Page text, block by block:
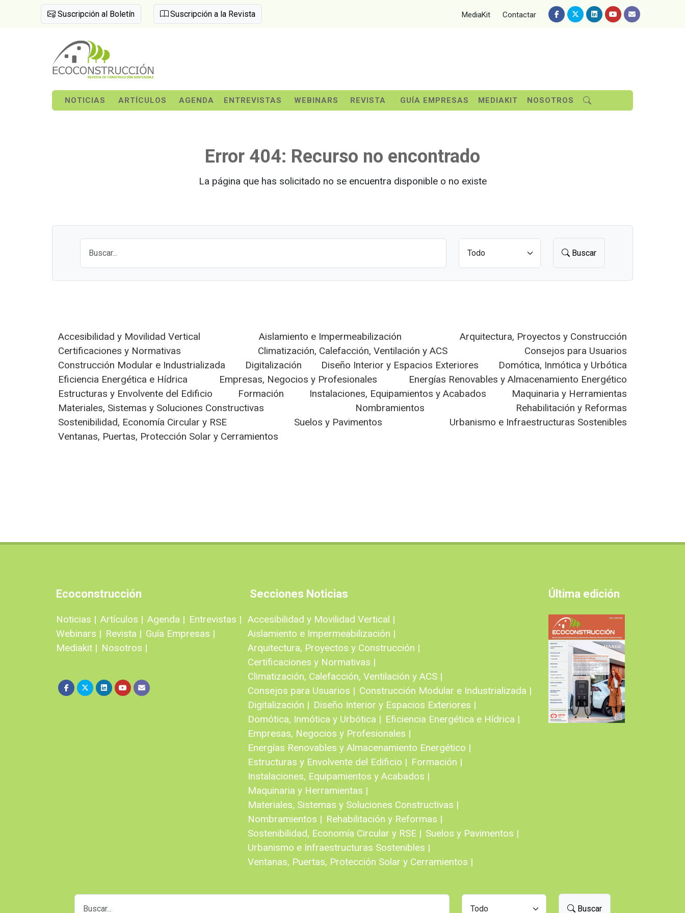
Suscripción al Boletín Suscripción a la Revista MediaKit Contactar
NOTICIAS ARTÍCULOS AGENDA ENTREVISTAS WEBINARS REVISTA GUÍA EMPRESAS MEDIAKIT NOSOTROS
Error 404: Recurso no encontrado
La página que has solicitado no se encuentra disponible o no existe
Buscar
Accesibilidad y Movilidad Vertical Aislamiento e Impermeabilización
Arquitectura, Proyectos y Construcción
Certificaciones y Normativas
Climatización, Calefacción, Ventilación y ACS
Consejos para Usuarios
Construcción Modular e Industrializada
Digitalización Diseño Interior y Espacios Exteriores
Domótica, Inmótica y Urbótica
Eficiencia Energética e Hídrica
Empresas, Negocios y Profesionales
Energías Renovables y Almacenamiento Energético
Estructuras y Envolvente del Edificio
Formación Instalaciones, Equipamientos y Acabados
Maquinaria y Herramientas
Materiales, Sistemas y Soluciones Constructivas
Nombramientos
Rehabilitación y Reformas
Sostenibilidad, Economía Circular y RSE
Suelos y Pavimentos
Urbanismo e Infraestructuras Sostenibles
Ventanas, Puertas, Protección Solar y Cerramientos
Ecoconstrucción
Noticias | Artículos | Agenda | Entrevistas |
Webinars | Revista | Guía Empresas |
Mediakit | Nosotros |
Secciones Noticias
Accesibilidad y Movilidad Vertical |
Aislamiento e Impermeabilización |
Arquitectura, Proyectos y Construcción |
Certificaciones y Normativas |
Climatización, Calefacción, Ventilación y ACS |
Consejos para Usuarios | Construcción Modular e Industrializada |
Digitalización | Diseño Interior y Espacios Exteriores |
Domótica, Inmótica y Urbótica | Eficiencia Energética e Hídrica |
Empresas, Negocios y Profesionales |
Energías Renovables y Almacenamiento Energético |
Estructuras y Envolvente del Edificio | Formación |
Instalaciones, Equipamientos y Acabados |
Maquinaria y Herramientas |
Materiales, Sistemas y Soluciones Constructivas |
Nombramientos | Rehabilitación y Reformas |
Sostenibilidad, Economía Circular y RSE | Suelos y Pavimentos |
Urbanismo e Infraestructuras Sostenibles |
Ventanas, Puertas, Protección Solar y Cerramientos |
Última edición
Buscar